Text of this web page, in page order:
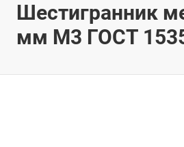
Шестигранник
мм М3 ГОСТ